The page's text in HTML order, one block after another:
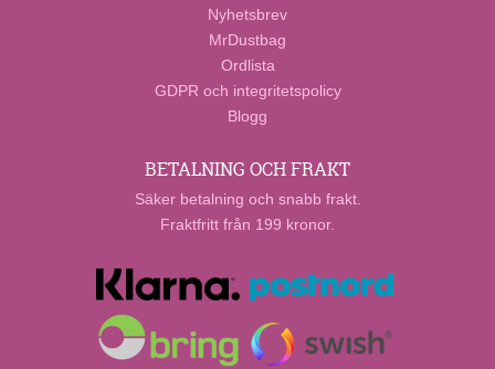
Nyhetsbrev
MrDustbag
Ordlista
GDPR och integritetspolicy
Blogg
BETALNING OCH FRAKT
Säker betalning och snabb frakt.
Fraktfritt från 199 kronor.